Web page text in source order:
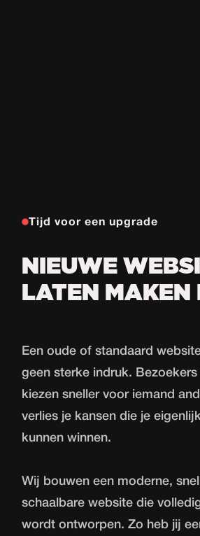
Tijd voor een upgrade
NIEUWE
LATEN
Een oude of standaard
geen sterke indruk.
kiezen sneller voor iemand
verlies je kansen die je
kunnen winnen.
Wij bouwen een moderne,
schaalbare website die
wordt ontworpen. Zo heb jij